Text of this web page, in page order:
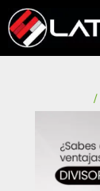
al
contenido
/